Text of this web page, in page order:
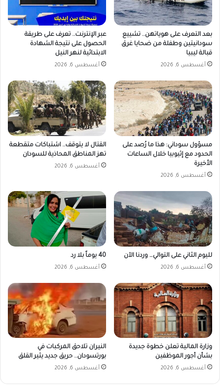
ع
م
ل
س
ـ
.
ي
ع
بعد التعرف على هوياتهن.. تشييع
سودانيتين وطفلة من ضحايا غرق
قبالة ليبيا
أغسطس 6, 2026
عبر الإنترنت.. تعرف على طريقة
الحصول على نتيجة الشهادة
الابتدائية لنهر النيل
أغسطس 6, 2026
مسؤول سوداني: هذا ما رُصد على
الحدود مع إثيوبيا خلال الساعات
الأخيرة
أغسطس 6, 2026
القتال لا يتوقف.. اشتباكات متقطعة
تهز المناطق المحاذية للسودان
أغسطس 6, 2026
لليوم الثاني على التوالي… وردنا الآن
أغسطس 6, 2026
40 يوماً بلا رد
أغسطس 6, 2026
وزارة المالية تعلن خطوة جديدة
بشأن أجور الموظفين
أغسطس 6, 2026
النيران تلاحق المركبات في
بورتسودان.. حريق جديد يثير القلق
أغسطس 6, 2026